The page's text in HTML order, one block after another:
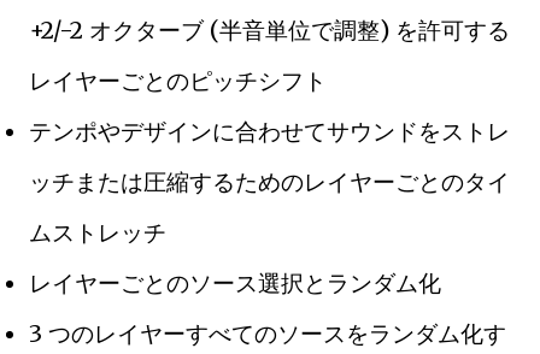
+2/-2 オクターブ (半音単位で調整) を許可する
レイヤーごとのピッチシフト
テンポやデザインに合わせてサウンドをストレ
ッチまたは圧縮するためのレイヤーごとのタイ
ムストレッチ
レイヤーごとのソース選択とランダム化
3 つのレイヤーすべてのソースをランダム化す